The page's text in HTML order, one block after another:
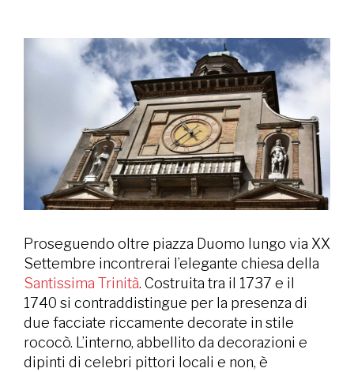
Proseguendo oltre piazza Duomo lungo via XX
Settembre incontrerai l’elegante chiesa della
Santissima Trinità. Costruita tra il 1737 e il
1740 si contraddistingue per la presenza di
due facciate riccamente decorate in stile
rococò. L’interno, abbellito da decorazioni e
dipinti di celebri pittori locali e non, è